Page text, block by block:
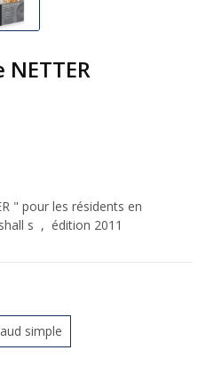
" pour les résidents en
s , édition 2011
simple